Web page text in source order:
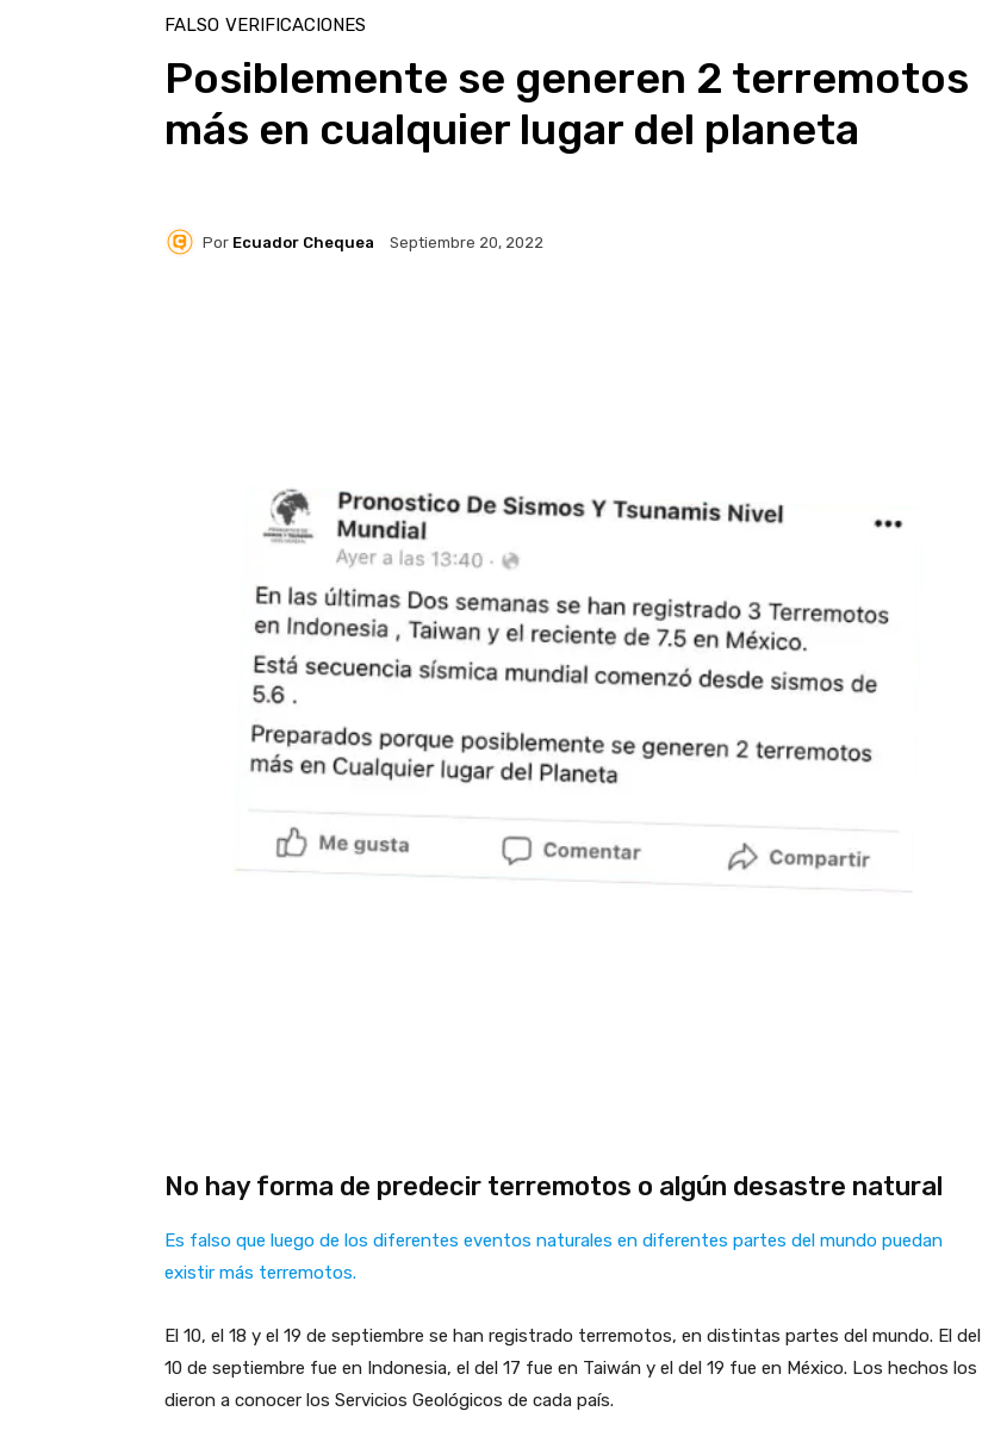
FALSO VERIFICACIONES
Posiblemente se generen 2 terremotos
más en cualquier lugar del planeta
Por Ecuador Chequea Septiembre 20, 2022
No hay forma de predecir terremotos o algún desastre natural
Es falso que luego de los diferentes eventos naturales en diferentes partes del mundo puedan
existir más terremotos.
El 10, el 18 y el 19 de septiembre se han registrado terremotos, en distintas partes del mundo. El del
10 de septiembre fue en Indonesia, el del 17 fue en Taiwán y el del 19 fue en México. Los hechos los
dieron a conocer los Servicios Geológicos de cada país.